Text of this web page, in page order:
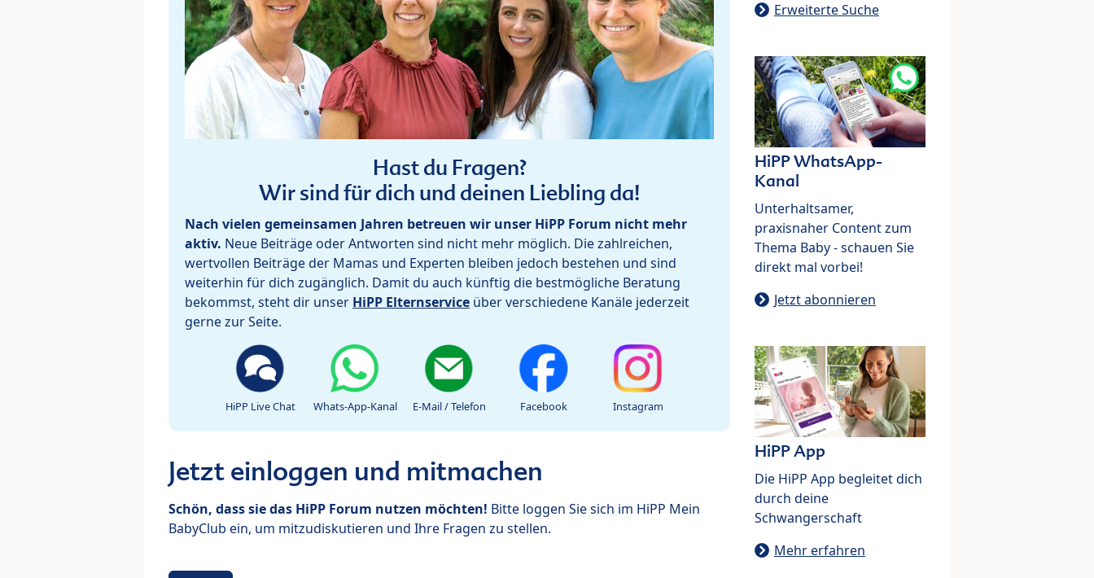
Hast du Fragen?
Wir sind für dich und deinen Liebling da!
Nach vielen gemeinsamen Jahren betreuen wir unser HiPP Forum nicht mehr
aktiv. Neue Beiträge oder Antworten sind nicht mehr möglich. Die zahlreichen,
wertvollen Beiträge der Mamas und Experten bleiben jedoch bestehen und sind
weiterhin für dich zugänglich. Damit du auch künftig die bestmögliche Beratung
bekommst, steht dir unser HiPP Elternservice über verschiedene Kanäle jederzeit
gerne zur Seite.
HiPP Live Chat Whats-App-Kanal E-Mail / Telefon Facebook Instagram
Jetzt einloggen und mitmachen
Schön, dass sie das HiPP Forum nutzen möchten! Bitte loggen Sie sich im HiPP Mein
BabyClub ein, um mitzudiskutieren und Ihre Fragen zu stellen.
Erweiterte Suche
HiPP WhatsApp-
Kanal
Unterhaltsamer,
praxisnaher Content zum
Thema Baby - schauen Sie
direkt mal vorbei!
Jetzt abonnieren
HiPP App
Die HiPP App begleitet dich
durch deine
Schwangerschaft
Mehr erfahren